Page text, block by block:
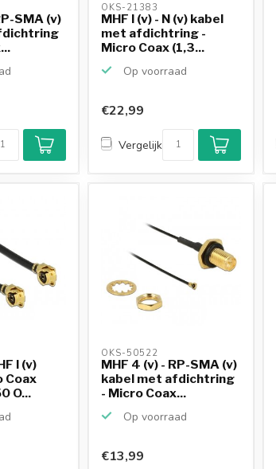
SMA (v)
OKS-21383
MHF I (v) - N (v) kabel
met afdichtring -
Micro Coax (1,3...
Op voorraad
€22,99
Vergelijk
I (v)
Coax
O...
OKS-50522
MHF 4 (v) - RP-SMA (v)
kabel met afdichtring
- Micro Coax...
Op voorraad
€13,99